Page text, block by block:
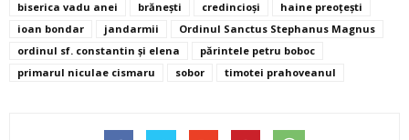
biserica vadu anei
brănești credincioși
haine preoțești
ioan bondar
jandarmii
Ordinul Sanctus Stephanus Magnus
ordinul sf. constantin și elena
părintele petru boboc
primarul niculae cismaru
sobor timotei prahoveanul